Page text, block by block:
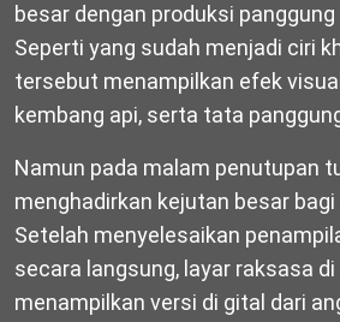
besar dengan produksi
Seperti yang sudah menjadi ciri
tersebut menampilkan efek
kembang api, serta tata
Namun pada malam penutupan
menghadirkan kejutan besar
Setelah menyelesaikan
secara langsung, layar raksasa
menampilkan versi di gital dari